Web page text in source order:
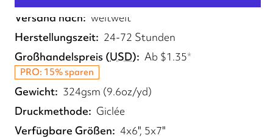
Versand nach
weltweit
Herstellungszeit
24-72 Stunden
Großhandelspreis (USD) Ab $1.35*
PRO: 15% sparen
Gewicht
324gsm (9.6oz/yd)
Druckmethode
Giclée
Verfügbare Größen
4x6", 5x7"